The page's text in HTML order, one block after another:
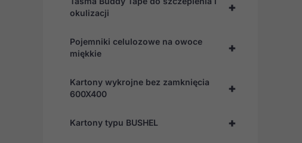
+
okulizacji
+
Pojemniki celulozowe na owoce
miękkie
+
Kartony wykrojne bez zamknięcia
600X400
+
Kartony typu BUSHEL